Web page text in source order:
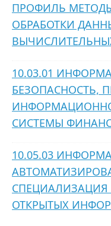
ПРОФИЛЬ
ОБРАБОТКИ
10.03.01
БЕЗОПАСНОСТЬ,
СИСТЕМЫ
10.05.03
СПЕЦИАЛИЗАЦИЯ
ОТКРЫТЫХ